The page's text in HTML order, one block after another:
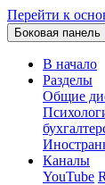
Перейти к
Боковая панель
В начало
Разделы
Общие
Каналы
YouTube